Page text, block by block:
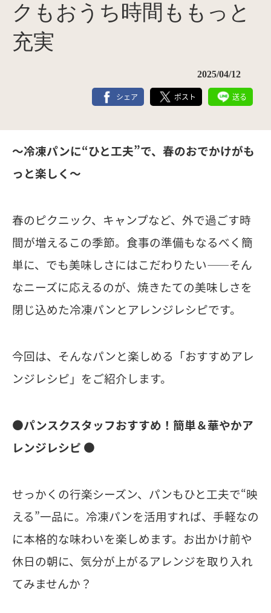
クもおうち時間ももっと
充実
2025/04/12
シェア ポスト 送る
〜冷凍パンに“ひと工夫”で、春のおでかけがも
っと楽しく〜
春のピクニック、キャンプなど、外で過ごす時
間が増えるこの季節。食事の準備もなるべく簡
単に、でも美味しさにはこだわりたい——そん
なニーズに応えるのが、焼きたての美味しさを
閉じ込めた冷凍パンとアレンジレシピです。
今回は、そんなパンと楽しめる「おすすめアレ
ンジレシピ」をご紹介します。
⚫️パンスクスタッフおすすめ！簡単＆華やかア
レンジレシピ ⚫️
せっかくの行楽シーズン、パンもひと工夫で“映
える”一品に。冷凍パンを活用すれば、手軽なの
に本格的な味わいを楽しめます。お出かけ前や
休日の朝に、気分が上がるアレンジを取り入れ
てみませんか？